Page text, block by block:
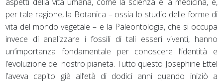
per tale ragione, la Botanica – ossia lo studio delle forme di
vita del mondo vegetale – e la Paleontologia, che si occupa
invece di analizzare i fossili di tali esseri viventi, hanno
un’importanza fondamentale per conoscere l’identità e
l’evoluzione del nostro pianeta. Tutto questo Josephine Ettel
l’aveva capito già all’età di dodici anni quando iniziò a